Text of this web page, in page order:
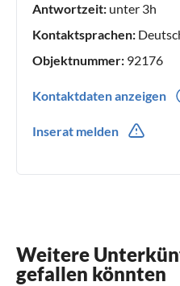
Antwortzeit: unter 3h
Kontaktsprachen:
Objektnummer: 92176
Kontaktdaten anzeigen
Inserat melden
Weitere
gefallen könnten